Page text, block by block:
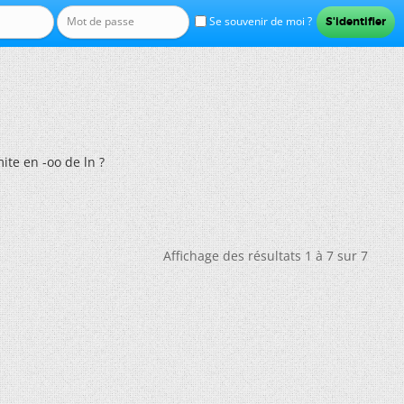
Se souvenir de moi ?
en -oo de ln ?
Affichage des résultats 1 à 7 sur 7